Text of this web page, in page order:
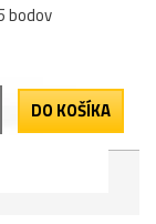
bodov
DO KOŠÍKA